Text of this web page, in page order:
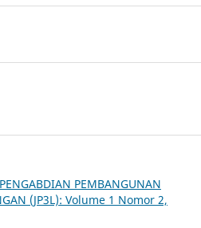
PEMBANGUNAN
(JP3L): Volume 1 Nomor 2,